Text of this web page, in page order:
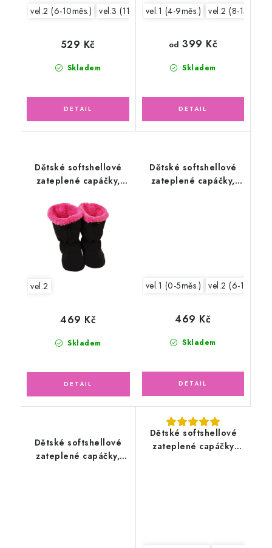
vel.2 (6-10měs.) vel.3 (11-15měs.)
Skladem
529 Kč
vel.1 (4-9měs.) vel.2 (8-15měs.)
Skladem
od 399 Kč
Dětské softshellové
zateplené capáčky,
8-15 měsíců
vel.2
Skladem
469 Kč
Dětské softshellové
zateplené capáčky,
vel.1 (0-5měs.) vel.2 (6-10měs.)
Skladem
469 Kč
Dětské softshellové
zateplené capáčky,
Dětské softshellové
zateplené capáčky